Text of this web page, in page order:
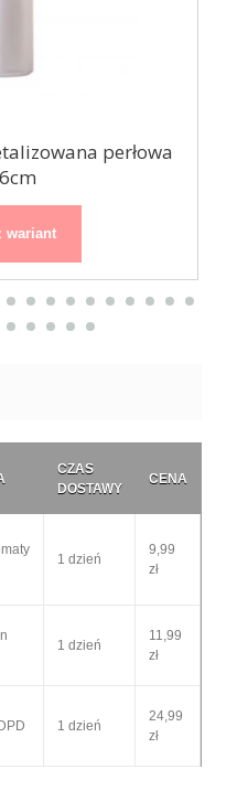
perłowa
wariant
CZAS
DOSTAWY
CENA
1 dzień
9,99
zł
1 dzień
11,99
zł
1 dzień
24,99
zł